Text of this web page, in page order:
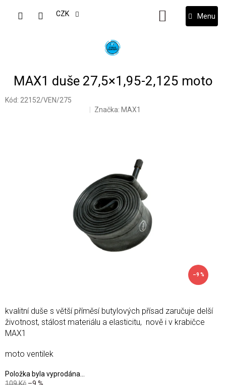
CZK
NÁKUPNÍ
KOŠÍK
MAX1 duše 27,5×1,95-2,125 moto
Kód: 22152/VEN/275
Značka: MAX1
–9 %
Položka byla vyprodána…
kvalitní duše s větší příměsí butylových přísad zaručuje delší
životnost, stálost materiálu a elasticitu, nově i v krabičce
MAX1
moto ventilek